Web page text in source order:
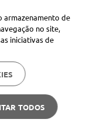
armazenamento de
no site,
iniciativas de
TODOS